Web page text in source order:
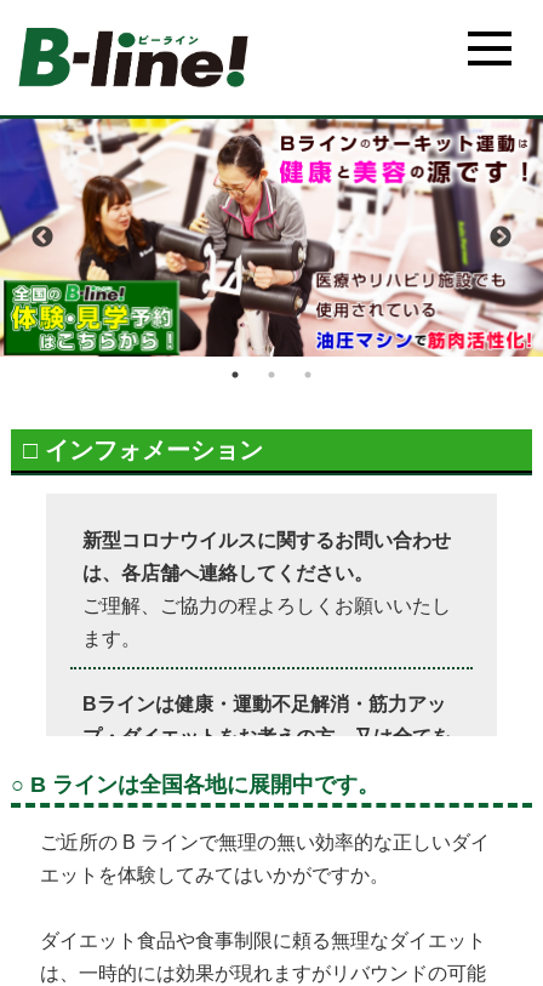
□ インフォメーション
新型コロナウイルスに関するお問い合わせ
は、各店舗へ連絡してください。
ご理解、ご協力の程よろしくお願いいたし
ます。
Bラインは健康・運動不足解消・筋力アッ
プ・ダイエットをお考えの方、又は全てを
お考えの女性にピッタリです。
あなたのご希望を叶える、お手伝いをいた
します。
ります。
ご希望の店舗に直接お問い合わせくださ
○ B ラインは全国各地に展開中です。
ご近所の B ラインで無理の無い効率的な正しいダイ
エットを体験してみてはいかがですか。
ダイエット食品や食事制限に頼る無理なダイエット
は、一時的には効果が現れますがリバウンドの可能